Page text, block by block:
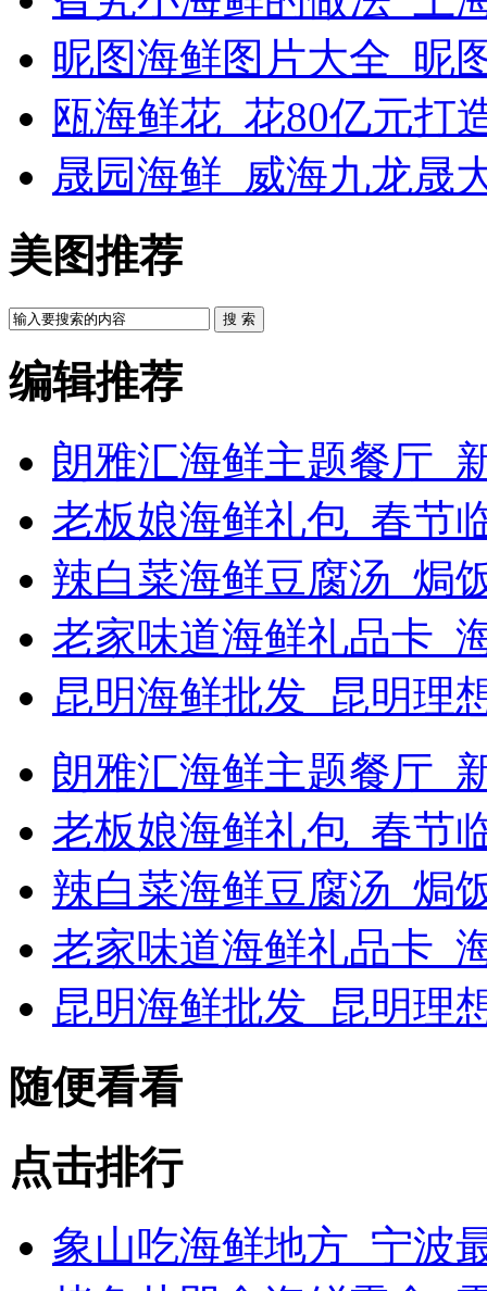
昵图海鲜图片大全_昵
瓯海鲜花_花80亿元打
晟园海鲜_威海九龙晟
美图推荐
搜 索
编辑推荐
朗雅汇海鲜主题餐厅_
老板娘海鲜礼包_春节
辣白菜海鲜豆腐汤_焗
老家味道海鲜礼品卡_
昆明海鲜批发_昆明理
朗雅汇海鲜主题餐厅_
老板娘海鲜礼包_春节
辣白菜海鲜豆腐汤_焗
老家味道海鲜礼品卡_
昆明海鲜批发_昆明理
随便看看
点击排行
象山吃海鲜地方_宁波